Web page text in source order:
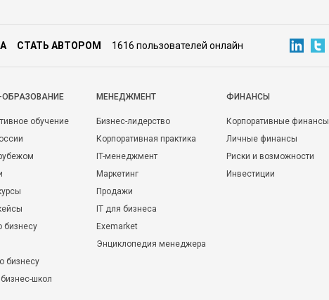
СТАТЬ АВТОРОМ 1616 пользователей онлайн
ОБРАЗОВАНИЕ
обучение
бизнесу
бизнесу
бизнес-школ
МЕНЕДЖМЕНТ
Бизнес-лидерство
Корпоративная практика
IT-менеджмент
Маркетинг
Продажи
IT для бизнеса
Exemarket
Энциклопедия менеджера
ФИНАНСЫ
Корпоративные финансы
Личные финансы
Риски и возможности
Инвестиции